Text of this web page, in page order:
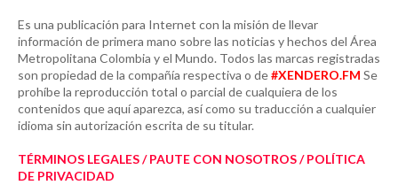
Es una publicación para Internet con la misión de llevar
información de primera mano sobre las noticias y hechos del Área
Metropolitana Colombia y el Mundo. Todos las marcas registradas
son propiedad de la compañía respectiva o de#XENDERO.FM Se
prohíbe la reproducción total o parcial de cualquiera de los
contenidos que aquí aparezca, así como su traducción a cualquier
idioma sin autorización escrita de su titular.
TÉRMINOS LEGALES / PAUTE CON NOSOTROS / POLÍTICA
DE PRIVACIDAD